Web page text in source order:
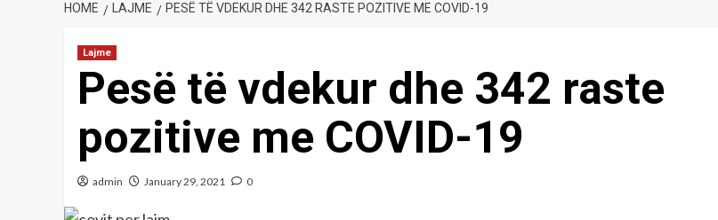
HOME LAJME PESË TË VDEKUR DHE 342 RASTE POZITIVE ME COVID-19
Lajme
Pesë të vdekur dhe 342 raste
pozitive me COVID-19
admin January 29, 2021 0